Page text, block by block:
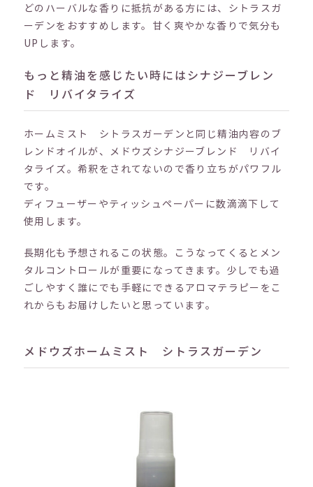
どのハーバルな香りに抵抗がある方には、シトラスガ
ーデンをおすすめします。甘く爽やかな香りで気分も
UPします。
もっと精油を感じたい時にはシナジーブレン
ド リバイタライズ
ホームミスト シトラスガーデンと同じ精油内容のブ
レンドオイルが、メドウズシナジーブレンド リバイ
タライズ。希釈をされてないので香り立ちがパワフル
です。
ディフューザーやティッシュペーパーに数滴滴下して
使用します。
長期化も予想されるこの状態。こうなってくるとメン
タルコントロールが重要になってきます。少しでも過
ごしやすく誰にでも手軽にできるアロマテラピーをこ
れからもお届けしたいと思っています。
メドウズホームミスト シトラスガーデン